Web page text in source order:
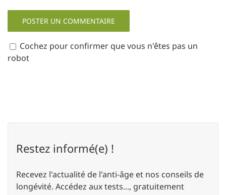
Cochez pour confirmer que vous n'êtes pas un
robot
Restez informé(e) !
Recevez l'actualité de l'anti-âge et nos conseils de
longévité. Accédez aux tests..., gratuitement